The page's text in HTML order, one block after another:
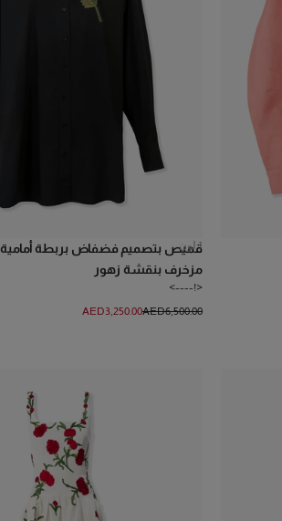
قميص بتصميم فضفاض بربطة أمامية
مزخرف بنقشة زهور
<!---->
1 لون
AED‌6,500.00
AED‌3,250.00